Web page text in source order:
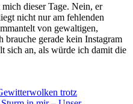
dieser Tage. Nein, er
nicht nur am fehlenden
von gewaltigen,
brauche gerade kein Instagram
sich an, als würde ich damit die